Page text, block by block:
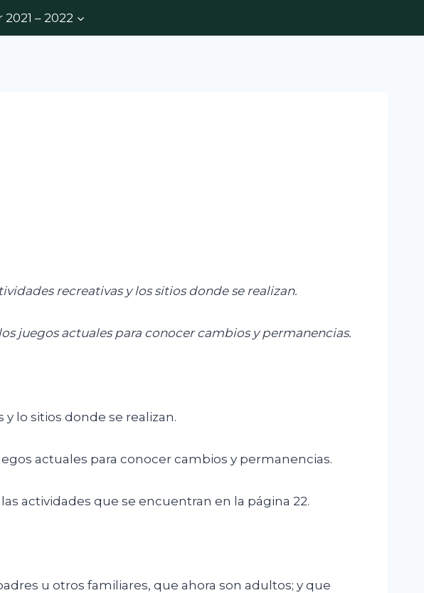
– 2022
recreativas y los sitios donde se realizan.
juegos actuales para conocer cambios y permanencias.
lo sitios donde se realizan.
actuales para conocer cambios y permanencias.
actividades que se encuentran en la página 22.
u otros familiares, que ahora son adultos; y que